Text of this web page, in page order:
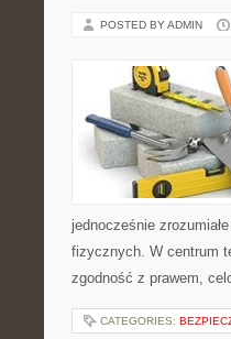
POSTED BY ADMIN
jednocześnie
fizycznych. W centrum
zgodność z prawem,
CATEGORIES: